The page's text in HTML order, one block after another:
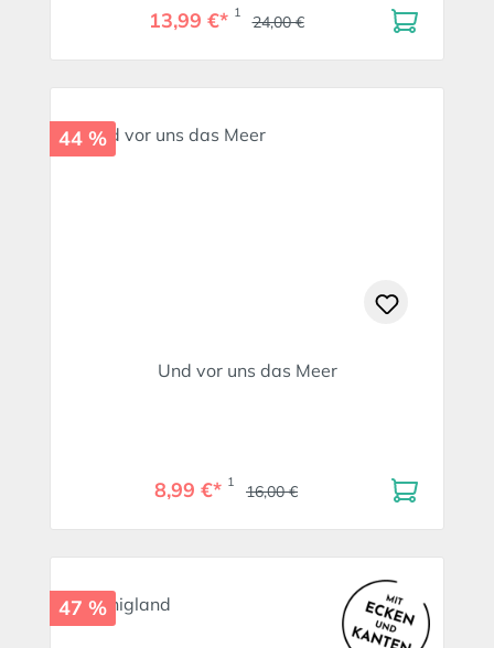
13,99 €* 1 24,00 €
44 %
Und vor uns das Meer
8,99 €* 1 16,00 €
47 %